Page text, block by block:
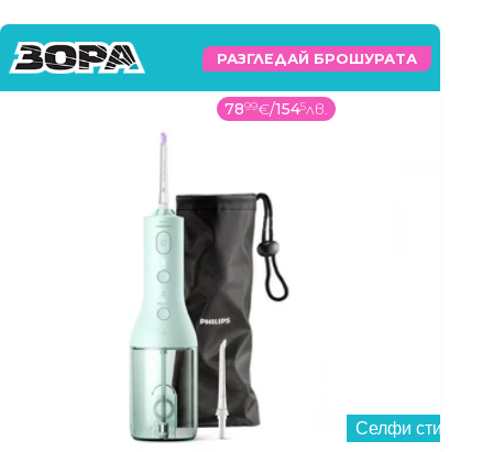
РАЗГЛЕДАЙ БРОШУРАТА
7899€/1545лв.
Селфи стик